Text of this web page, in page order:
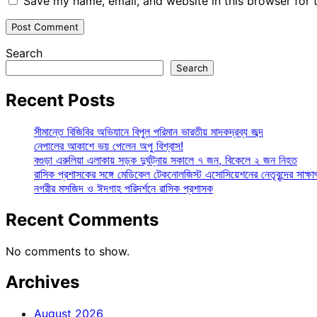
Search
Search
Recent Posts
সীমান্তে বিজিবির অভিযানে বিপুল পরিমান ভারতীয় মাদকদ্রব্য জব্দ
নেপালের আকাশে ভয় পেলেন অপু বিশ্বাস!
বগুড়া এরুলিয়া এলাকায় সড়ক দুর্ঘট্নায় সকালে ৭ জন, বিকেলে ২ জন নিহত
রাসিক প্রশাসকের সঙ্গে মেডিকেল টেকনোলজিস্ট এসোসিয়েশনের নেতৃবৃন্দের
নগরীর মসজিদ ও ঈদগাহ পরিদর্শনে রাসিক প্রশাসক
Recent Comments
No comments to show.
Archives
August 2026